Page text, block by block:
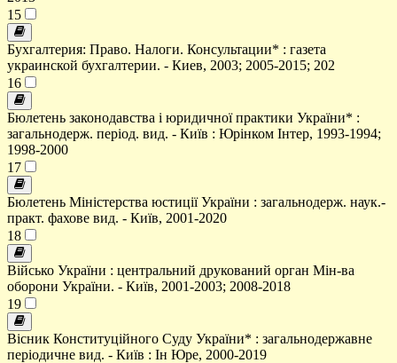
15
Бухгалтерия: Право. Налоги. Консультации* : газета
украинской бухгалтерии. - Киев, 2003; 2005-2015; 202
16
Бюлетень законодавства і юридичної практики України* :
загальнодерж. період. вид. - Київ : Юрінком Інтер, 1993-1994;
1998-2000
17
Бюлетень Міністерства юстиції України : загальнодерж. наук.-
практ. фахове вид. - Київ, 2001-2020
18
Військо України : центральний друкований орган Мін-ва
оборони України. - Київ, 2001-2003; 2008-2018
19
Вісник Конституційного Суду України* : загальнодержавне
періодичне вид. - Київ : Ін Юре, 2000-2019